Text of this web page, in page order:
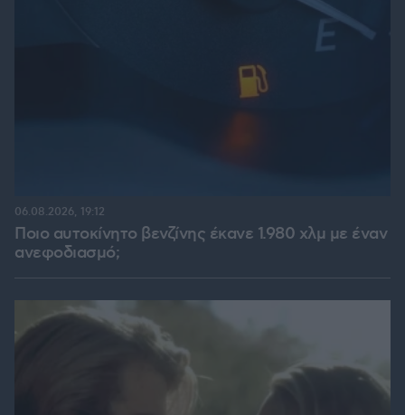
Ποιο αυτοκίνητο βενζίνης έκανε 1.980 χλμ με έναν
ανεφοδιασμό;
06.08.2026, 19:12